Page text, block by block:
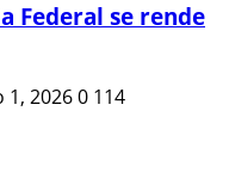
Federal se rende
1, 20260 114